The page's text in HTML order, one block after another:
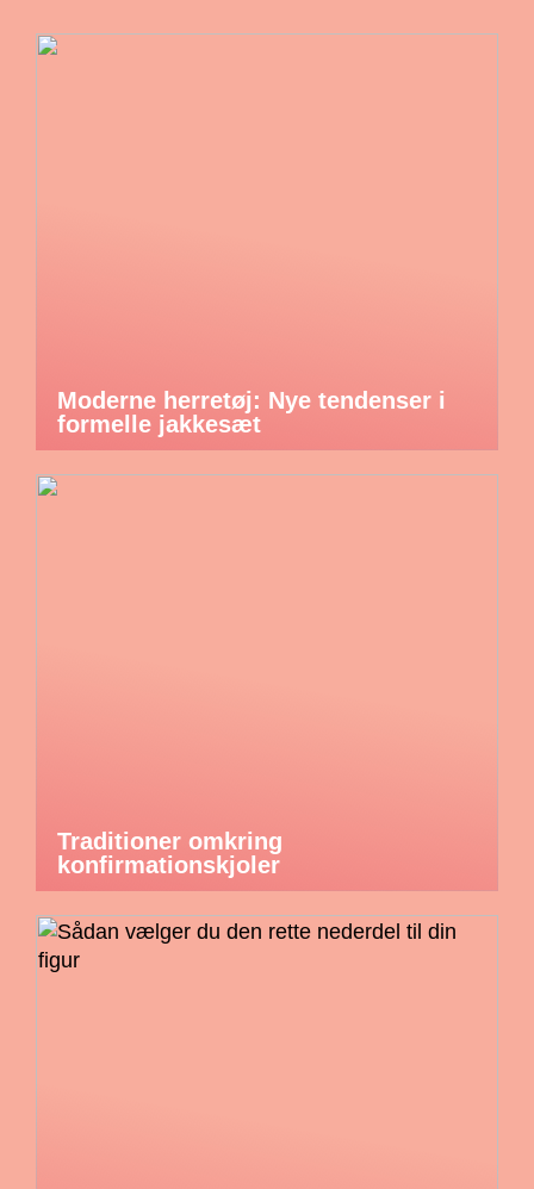
Moderne herretøj: Nye tendenser i
formelle jakkesæt
Traditioner omkring
konfirmationskjoler